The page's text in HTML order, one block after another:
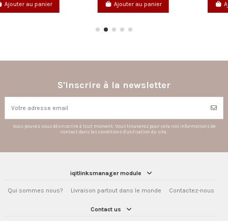
Ajouter au panier Ajouter au
S'inscrire à la newsletter
Vous pouvez vous désinscrire à tout moment. Vous trouverez pour cela nos informations de
contact dans les conditions d'utilisation du site.
iqitlinksmanager module
Qui sommes nous? Livraison partout dans le monde Contactez-nous
Contact us